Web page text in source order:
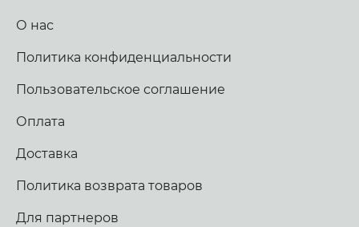
О нас
Политика конфиденциальности
Пользовательское соглашение
Оплата
Доставка
Политика возврата товаров
Для партнеров